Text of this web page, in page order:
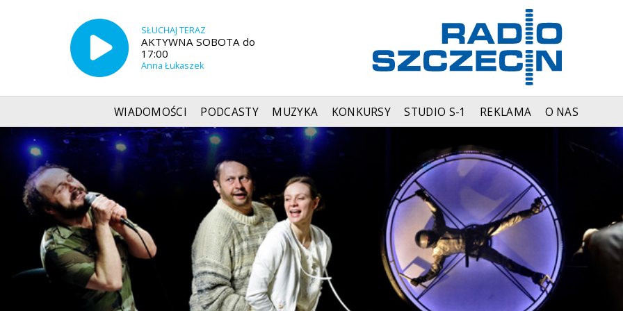
SŁUCHAJ TERAZ
AKTYWNA SOBOTA do
17:00
Anna Łukaszek
WIADOMOŚCI PODCASTY MUZYKA KONKURSY STUDIO S-1 REKLAMA O NAS